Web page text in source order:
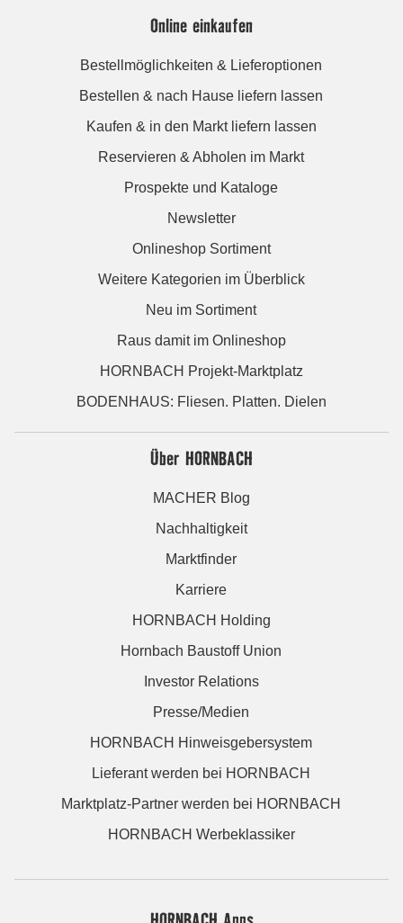
Online einkaufen
Bestellmöglichkeiten & Lieferoptionen
Bestellen & nach Hause liefern lassen
Kaufen & in den Markt liefern lassen
Reservieren & Abholen im Markt
Prospekte und Kataloge
Newsletter
Onlineshop Sortiment
Weitere Kategorien im Überblick
Neu im Sortiment
Raus damit im Onlineshop
HORNBACH Projekt-Marktplatz
BODENHAUS: Fliesen. Platten. Dielen
Über HORNBACH
MACHER Blog
Nachhaltigkeit
Marktfinder
Karriere
HORNBACH Holding
Hornbach Baustoff Union
Investor Relations
Presse/Medien
HORNBACH Hinweisgebersystem
Lieferant werden bei HORNBACH
Marktplatz-Partner werden bei HORNBACH
HORNBACH Werbeklassiker